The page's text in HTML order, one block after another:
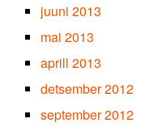
juuni 2013
mai 2013
aprill 2013
detsember 2012
september 2012